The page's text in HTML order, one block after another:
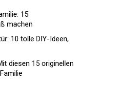
15
machen
10 tolle DIY-Ideen,
diesen 15 originellen